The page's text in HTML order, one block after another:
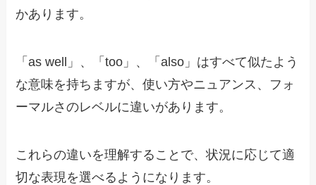
かあります。
「as well」、「too」、「also」はすべて似たよう
な意味を持ちますが、使い方やニュアンス、フォ
ーマルさのレベルに違いがあります。
これらの違いを理解することで、状況に応じて適
切な表現を選べるようになります。